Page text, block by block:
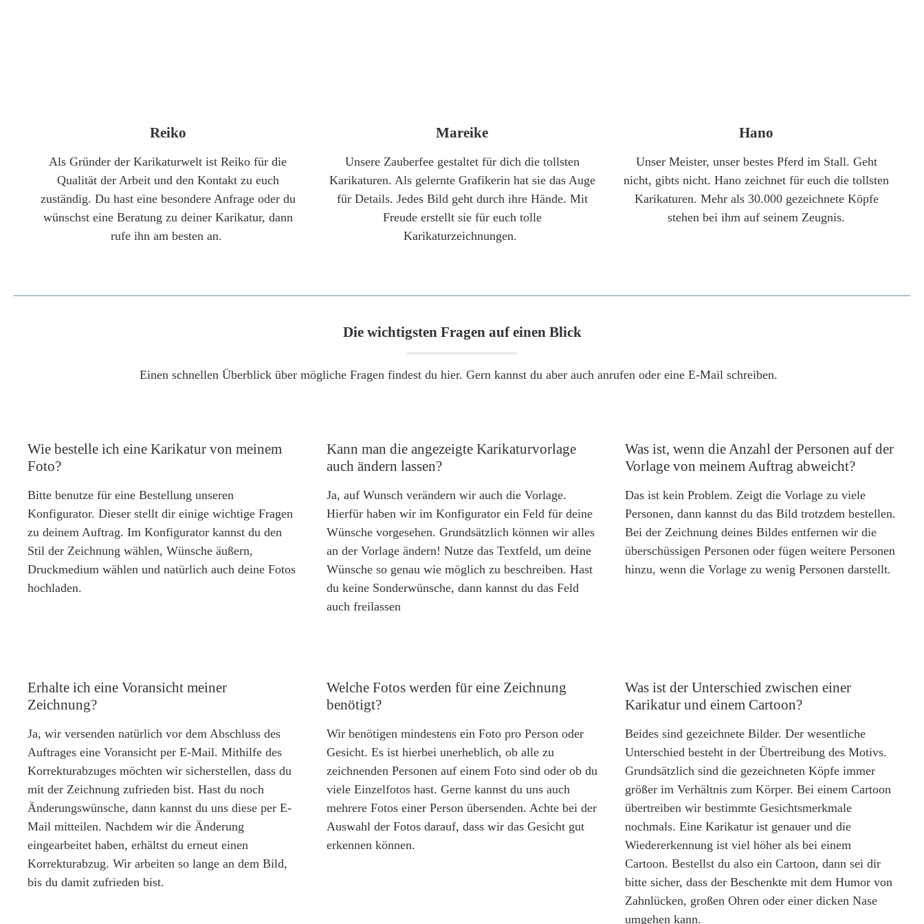
Reiko
Als Gründer der Karikaturwelt ist Reiko für die
Qualität der Arbeit und den Kontakt zu euch
zuständig. Du hast eine besondere Anfrage oder du
wünschst eine Beratung zu deiner Karikatur, dann
rufe ihn am besten an.
Mareike
Unsere Zauberfee gestaltet für dich die tollsten
Karikaturen. Als gelernte Grafikerin hat sie das Auge
für Details. Jedes Bild geht durch ihre Hände. Mit
Freude erstellt sie für euch tolle
Karikaturzeichnungen.
Hano
Unser Meister, unser bestes Pferd im Stall. Geht
nicht, gibts nicht. Hano zeichnet für euch die tollsten
Karikaturen. Mehr als 30.000 gezeichnete Köpfe
stehen bei ihm auf seinem Zeugnis.
Die wichtigsten Fragen auf einen Blick
Einen schnellen Überblick über mögliche Fragen findest du hier. Gern kannst du aber auch anrufen oder eine E-Mail schreiben.
Wie bestelle ich eine Karikatur von meinem
Foto?
Bitte benutze für eine Bestellung unseren
Konfigurator. Dieser stellt dir einige wichtige Fragen
zu deinem Auftrag. Im Konfigurator kannst du den
Stil der Zeichnung wählen, Wünsche äußern,
Druckmedium wählen und natürlich auch deine Fotos
hochladen.
Kann man die angezeigte Karikaturvorlage
auch ändern lassen?
Ja, auf Wunsch verändern wir auch die Vorlage.
Hierfür haben wir im Konfigurator ein Feld für deine
Wünsche vorgesehen. Grundsätzlich können wir alles
an der Vorlage ändern! Nutze das Textfeld, um deine
Wünsche so genau wie möglich zu beschreiben. Hast
du keine Sonderwünsche, dann kannst du das Feld
auch freilassen
Was ist, wenn die Anzahl der Personen auf der
Vorlage von meinem Auftrag abweicht?
Das ist kein Problem. Zeigt die Vorlage zu viele
Personen, dann kannst du das Bild trotzdem bestellen.
Bei der Zeichnung deines Bildes entfernen wir die
überschüssigen Personen oder fügen weitere Personen
hinzu, wenn die Vorlage zu wenig Personen darstellt.
Erhalte ich eine Voransicht meiner
Zeichnung?
Ja, wir versenden natürlich vor dem Abschluss des
Auftrages eine Voransicht per E-Mail. Mithilfe des
Korrekturabzuges möchten wir sicherstellen, dass du
mit der Zeichnung zufrieden bist. Hast du noch
Änderungswünsche, dann kannst du uns diese per E-
Mail mitteilen. Nachdem wir die Änderung
eingearbeitet haben, erhältst du erneut einen
Korrekturabzug. Wir arbeiten so lange an dem Bild,
bis du damit zufrieden bist.
Welche Fotos werden für eine Zeichnung
benötigt?
Wir benötigen mindestens ein Foto pro Person oder
Gesicht. Es ist hierbei unerheblich, ob alle zu
zeichnenden Personen auf einem Foto sind oder ob du
viele Einzelfotos hast. Gerne kannst du uns auch
mehrere Fotos einer Person übersenden. Achte bei der
Auswahl der Fotos darauf, dass wir das Gesicht gut
erkennen können.
Was ist der Unterschied zwischen einer
Karikatur und einem Cartoon?
Beides sind gezeichnete Bilder. Der wesentliche
Unterschied besteht in der Übertreibung des Motivs.
Grundsätzlich sind die gezeichneten Köpfe immer
größer im Verhältnis zum Körper. Bei einem Cartoon
übertreiben wir bestimmte Gesichtsmerkmale
nochmals. Eine Karikatur ist genauer und die
Wiedererkennung ist viel höher als bei einem
Cartoon. Bestellst du also ein Cartoon, dann sei dir
bitte sicher, dass der Beschenkte mit dem Humor von
Zahnlücken, großen Ohren oder einer dicken Nase
umgehen kann.